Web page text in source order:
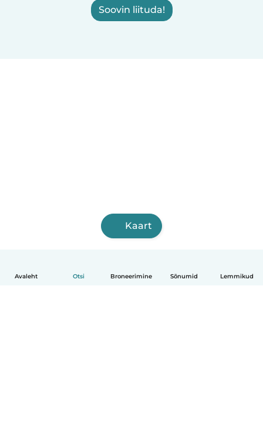
Avaleht Otsi Broneerimine Sõnumid Lemmikud
Soovin liituda!
Kaart